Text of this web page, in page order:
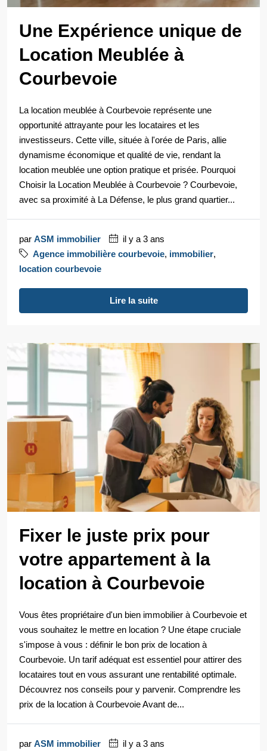
Une Expérience unique de
Location Meublée à
Courbevoie
La location meublée à Courbevoie représente une
opportunité attrayante pour les locataires et les
investisseurs. Cette ville, située à l'orée de Paris, allie
dynamisme économique et qualité de vie, rendant la
location meublée une option pratique et prisée. Pourquoi
Choisir la Location Meublée à Courbevoie ? Courbevoie,
avec sa proximité à La Défense, le plus grand quartier...
par ASM immobilier
il y a 3 ans
Agence immobilière courbevoie, immobilier,
location courbevoie
Lire la suite
Fixer le juste prix pour
votre appartement à la
location à Courbevoie
Vous êtes propriétaire d'un bien immobilier à Courbevoie et
vous souhaitez le mettre en location ? Une étape cruciale
s'impose à vous : définir le bon prix de location à
Courbevoie. Un tarif adéquat est essentiel pour attirer des
locataires tout en vous assurant une rentabilité optimale.
Découvrez nos conseils pour y parvenir. Comprendre les
prix de la location à Courbevoie Avant de...
par ASM immobilier
il y a 3 ans